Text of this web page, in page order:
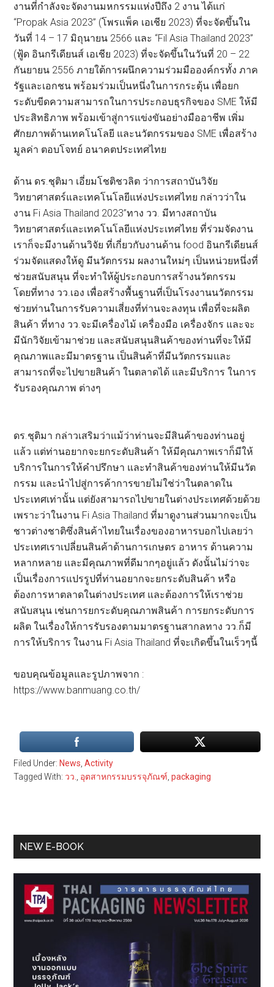
งานที่กำลังจะจัดงานมหกรรมแห่งปีถึง 2 งาน ได้แก่
“Propak Asia 2023” (โพรแพ็ค เอเชีย 2023) ที่จะจัดขึ้นใน
วันที่ 14 – 17 มิถุนายน 2566 และ “Fil Asia Thailand 2023”
(ฟู้ด อินกรีเดียนส์ เอเชีย 2023) ที่จะจัดขึ้นในวันที่ 20 – 22
กันยายน 2556 ภายใต้การผนึกความร่วมมือองค์กรทั้ง ภาค
รัฐและเอกชน พร้อมร่วมเป็นหนึ่งในการกระตุ้น เพื่อยก
ระดับขีดความสามารถในการประกอบธุรกิจของ SME ให้มี
ประสิทธิภาพ พร้อมเข้าสู่การแข่งขันอย่างมืออาชีพ เพิ่ม
ศักยภาพด้านเทคโนโลยี และนวัตกรรมของ SME เพื่อสร้าง
มูลค่า ตอบโจทย์ อนาคตประเทศไทย
ด้าน ดร.ชุติมา เอี่ยมโชติชวลิต ว่าการสถาบันวิจัย
วิทยาศาสตร์และเทคโนโลยีแห่งประเทศไทย กล่าวว่าใน
งาน Fi Asia Thailand 2023”ทาง วว. มีทางสถาบัน
วิทยาศาสตร์และเทคโนโลยีแห่งประเทศไทย ที่ร่วมจัดงาน
เราก็จะมีงานด้านวิจัย ที่เกี่ยวกับงานด้าน food อินกรีเดียนส์
ร่วมจัดแสดงให้ดู มีนวัตกรรม ผลงานใหม่ๆ เป็นหน่วยหนึ่งที่
ช่วยสนับสนุน ที่จะทำให้ผู้ประกอบการสร้างนวัตกรรม
โดยที่ทาง วว.เอง เพื่อสร้างพื้นฐานที่เป็นโรงงานนวัตกรรม
ช่วยท่านในการรับความเสี่ยงที่ท่านจะลงทุน เพื่อที่จะผลิต
สินค้า ที่ทาง วว.จะมีเครื่องไม้ เครื่องมือ เครื่องจักร และจะ
มีนักวิจัยเข้ามาช่วย และสนับสนุนสินค้าของท่านที่จะให้มี
คุณภาพและมีมาตรฐาน เป็นสินค้าที่มีนวัตกรรมและ
สามารถที่จะไปขายสินค้า ในตลาดได้ และมีบริการ ในการ
รับรองคุณภาพ ต่างๆ
ดร.ชุติมา กล่าวเสริมว่าแม้ว่าท่านจะมีสินค้าของท่านอยู่
แล้ว แต่ท่านอยากจะยกระดับสินค้า ให้มีคุณภาพเราก็มีให้
บริการในการให้คำปรึกษา และทำสินค้าของท่านให้มีนวัต
กรรม และนำไปสู่การค้าการขายไม่ใช่ว่าในตลาดใน
ประเทศเท่านั้น แต่ยังสามารถไปขายในต่างประเทศด้วยด้วย
เพราะว่าในงาน Fi Asia Thailand ที่มาดูงานส่วนมากจะเป็น
ชาวต่างชาติซึ่งสินค้าไทยในเรื่องของอาหารบอกไปเลยว่า
ประเทศเราเปลี่ยนสินค้าด้านการเกษตร อาหาร ด้านความ
หลากหลาย และมีคุณภาพที่ดีมากๆอยู่แล้ว ดังนั้นไม่ว่าจะ
เป็นเรื่องการแปรรูปที่ท่านอยากจะยกระดับสินค้า หรือ
ต้องการหาตลาดในต่างประเทศ และต้องการให้เราช่วย
สนับสนุน เช่นการยกระดับคุณภาพสินค้า การยกระดับการ
ผลิต ในเรื่องให้การรับรองตามมาตรฐานสากลทาง วว.ก็มี
การให้บริการ ในงาน Fi Asia Thailand ที่จะเกิดขึ้นในเร็วๆนี้
ขอบคุณข้อมูลและรูปภาพจาก :
https://www.banmuang.co.th/
Filed Under: News,Activity
Tagged With: วว., อุตสาหกรรมบรรจุภัณฑ์,packaging
Primary
NEW E-BOOK